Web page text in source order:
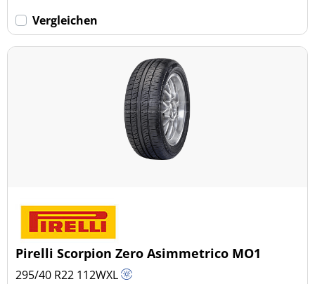
Vergleichen
Pirelli Scorpion Zero Asimmetrico MO1
295/40 R22 112WXL